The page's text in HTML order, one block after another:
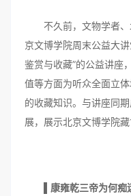
不久前，文物学者、
京文博学院周末公益大
鉴赏与收藏”的公益讲座
值等方面为听众全面立
的收藏知识。与讲座同
展，展示北京文博学院藏
▌康雍乾三帝为何痴